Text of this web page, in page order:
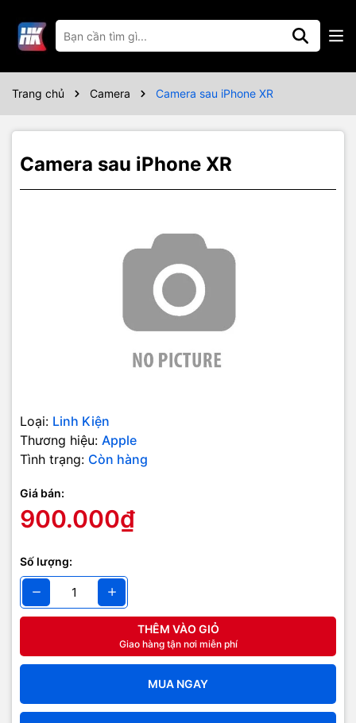
Trang chủ Camera Camera sau iPhone XR
Camera sau iPhone XR
Loại: Linh Kiện
Thương hiệu: Apple
Tình trạng: Còn hàng
Giá bán:
900.000₫
Số lượng:
THÊM VÀO GIỎ
Giao hàng tận nơi miễn phí
MUA NGAY
Thông số kỹ thuật